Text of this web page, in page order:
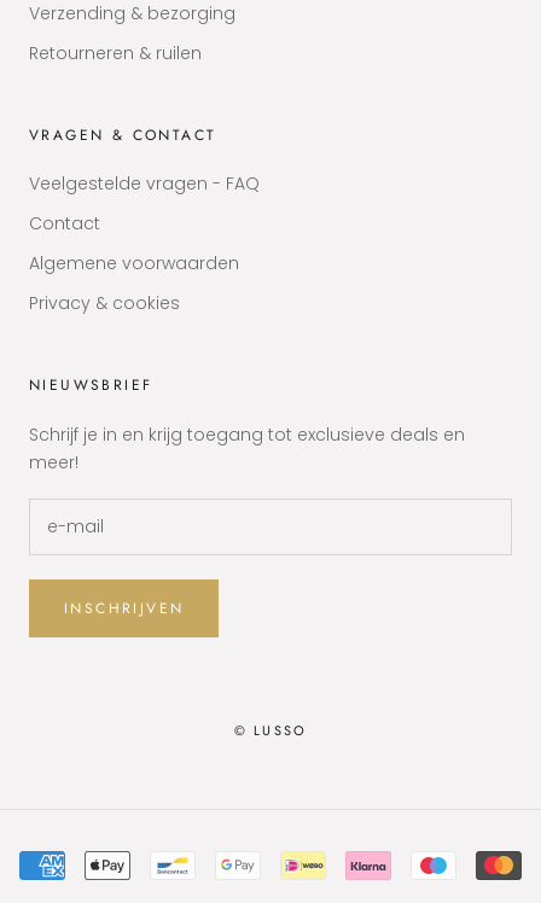
Verzending & bezorging
Retourneren & ruilen
VRAGEN & CONTACT
Veelgestelde vragen - FAQ
Contact
Algemene voorwaarden
Privacy & cookies
NIEUWSBRIEF
Schrijf je in en krijg toegang tot exclusieve deals en
meer!
INSCHRIJVEN
© LUSSO